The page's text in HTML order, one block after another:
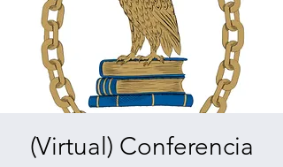
(Virtual) Conferencia